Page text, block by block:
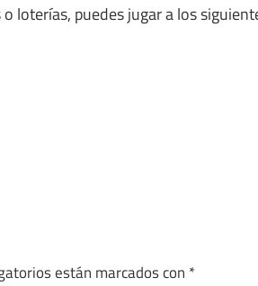
loterías, puedes jugar a los
están marcados con *